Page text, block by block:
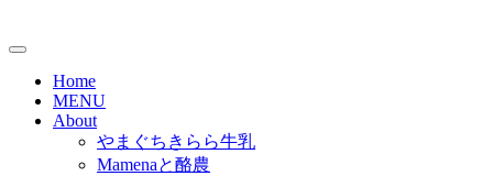
Home
MENU
About
やまぐちきらら牛乳
Mamenaと酪農